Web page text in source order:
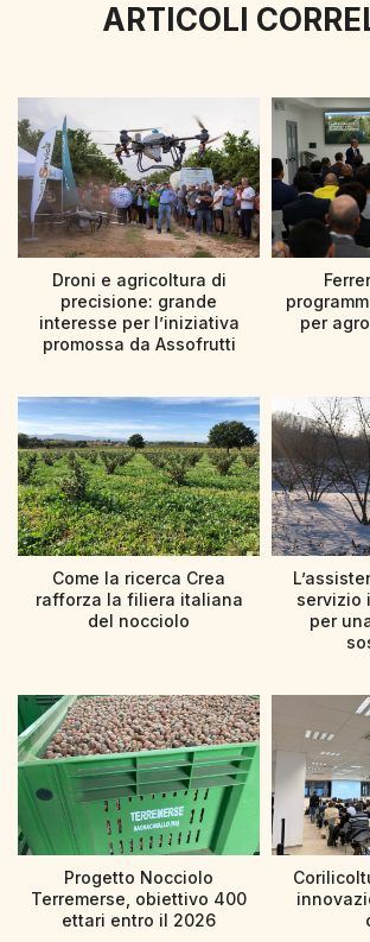
ARTICOLI
Droni e agricoltura di
precisione: grande
interesse per l’iniziativa
promossa da Assofrutti
per
Come la ricerca Crea
rafforza la filiera italiana
del nocciolo
servizio
per
Progetto Nocciolo
Terremerse, obiettivo 400
ettari entro il 2026